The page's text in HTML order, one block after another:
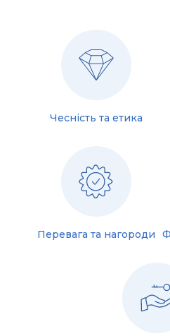
Чесність та етика
Перевага та нагороди